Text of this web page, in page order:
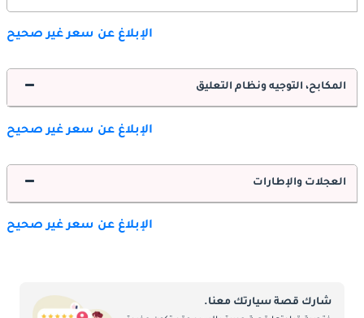
الإبلاغ عن سعر غير صحيح
المكابح، التوجيه ونظام التعليق
الإبلاغ عن سعر غير صحيح
العجلات والإطارات
الإبلاغ عن سعر غير صحيح
شارك قصة سيارتك معنا.